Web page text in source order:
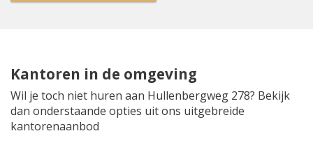
Kantoren in de omgeving
Wil je toch niet huren aan Hullenbergweg 278? Bekijk
dan onderstaande opties uit ons uitgebreide
kantorenaanbod